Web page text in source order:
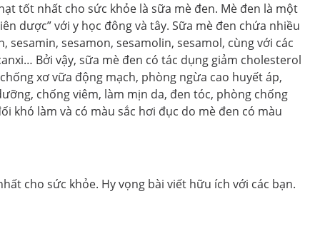
tốt nhất cho sức khỏe là sữa mè đen. Mè đen là một
dược” với y học đông và tây. Sữa mè đen chứa nhiều
sesamon, sesamolin, sesamol, cùng với các
Bởi vậy, sữa mè đen có tác dụng giảm cholesterol
xơ vữa động mạch, phòng ngừa cao huyết áp,
chống viêm, làm mịn da, đen tóc, phòng chống
khó làm và có màu sắc hơi đục do mè đen có màu
cho sức khỏe. Hy vọng bài viết hữu ích với các bạn.